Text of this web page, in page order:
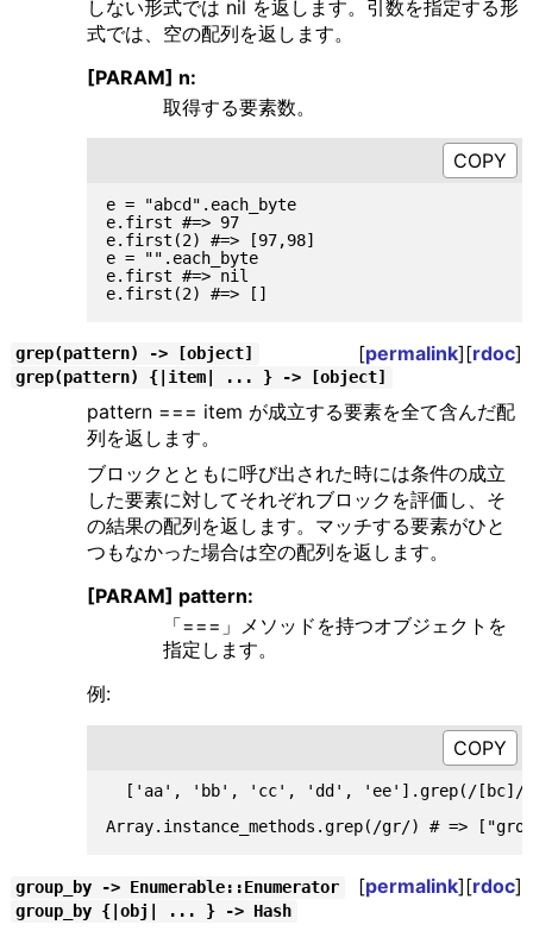
しない形式では nil を返します。引数を指定する形
式では、空の配列を返します。
[PARAM] n:
取得する要素数。
e = "abcd".each_byte
e.first #=> 97
e.first(2) #=> [97,98]
e = "".each_byte
e.first #=> nil
grep(pattern) -> [object] [permalink][rdoc]
grep(pattern) {|item| ... } -> [object]
pattern === item が成立する要素を全て含んだ配
列を返します。
ブロックとともに呼び出された時には条件の成立
した要素に対してそれぞれブロックを評価し、そ
の結果の配列を返します。マッチする要素がひと
つもなかった場合は空の配列を返します。
[PARAM] pattern:
「===」メソッドを持つオブジェクトを
指定します。
例:
['aa', 'bb', 'cc', 'dd', 'ee'].grep(/[bc]/
group_by -> Enumerable::Enumerator [permalink][rdoc]
group_by {|obj| ... } -> Hash